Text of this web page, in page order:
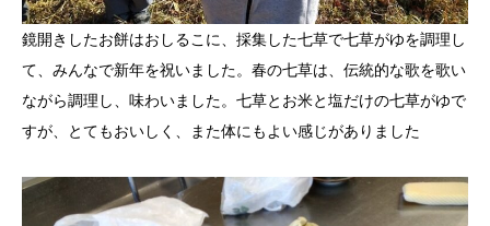
鏡開きしたお餅はおしるこに、採集した七草で七草がゆを調理し
て、みんなで新年を祝いました。春の七草は、伝統的な歌を歌い
ながら調理し、味わいました。七草とお米と塩だけの七草がゆで
すが、とてもおいしく、また体にもよい感じがありました